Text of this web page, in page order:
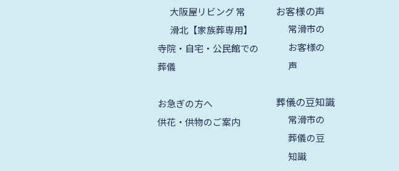
2025年4月
2025年3月
2025年2月
2024年12月
2024年11月
大阪屋リビング 常
滑北【家族葬専用】
寺院・自宅・公民館での
葬儀
お急ぎの方へ
供花・供物のご案内
お客様の声
常滑市の
お客様の
声
葬儀の豆知識
常滑市の
葬儀の豆
知識